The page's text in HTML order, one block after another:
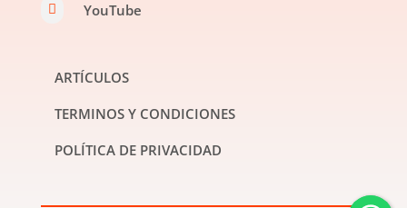
 YouTube
ARTÍCULOS
TERMINOS Y CONDICIONES
POLÍTICA DE PRIVACIDAD